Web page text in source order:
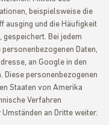
beispielsweise die
ausging und die Häufigkeit
Bei jedem
Daten,
an Google in den
Diese personenbezogenen
Staaten von Amerika
Verfahren
an Dritte weiter.